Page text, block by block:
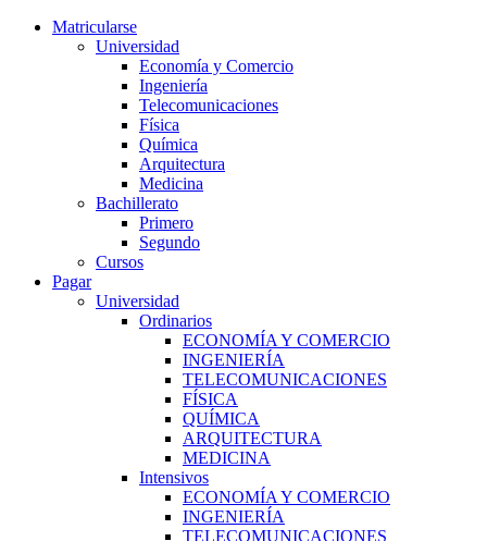
Matricularse
Universidad
Economía y Comercio
Ingeniería
Telecomunicaciones
Física
Química
Arquitectura
Medicina
Bachillerato
Primero
Segundo
Cursos
Pagar
Universidad
Ordinarios
ECONOMÍA Y COMERCIO
INGENIERÍA
TELECOMUNICACIONES
FÍSICA
QUÍMICA
ARQUITECTURA
MEDICINA
Intensivos
ECONOMÍA Y COMERCIO
INGENIERÍA
TELECOMUNICACIONES